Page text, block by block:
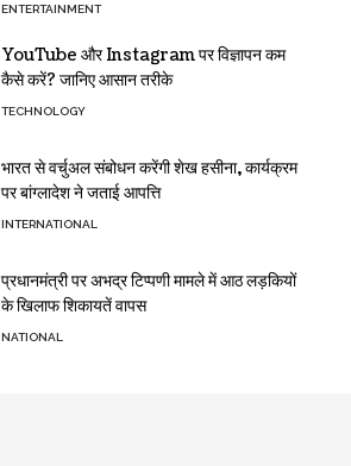
ENTERTAINMENT
YouTube और Instagram पर विज्ञापन कम
कैसे करें? जानिए आसान तरीके
TECHNOLOGY
भारत से वर्चुअल संबोधन करेंगी शेख हसीना, कार्यक्रम
पर बांग्लादेश ने जताई आपत्ति
INTERNATIONAL
प्रधानमंत्री पर अभद्र टिप्पणी मामले में आठ लड़कियों
के खिलाफ शिकायतें वापस
NATIONAL